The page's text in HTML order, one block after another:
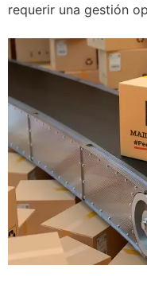
requerir una gestión